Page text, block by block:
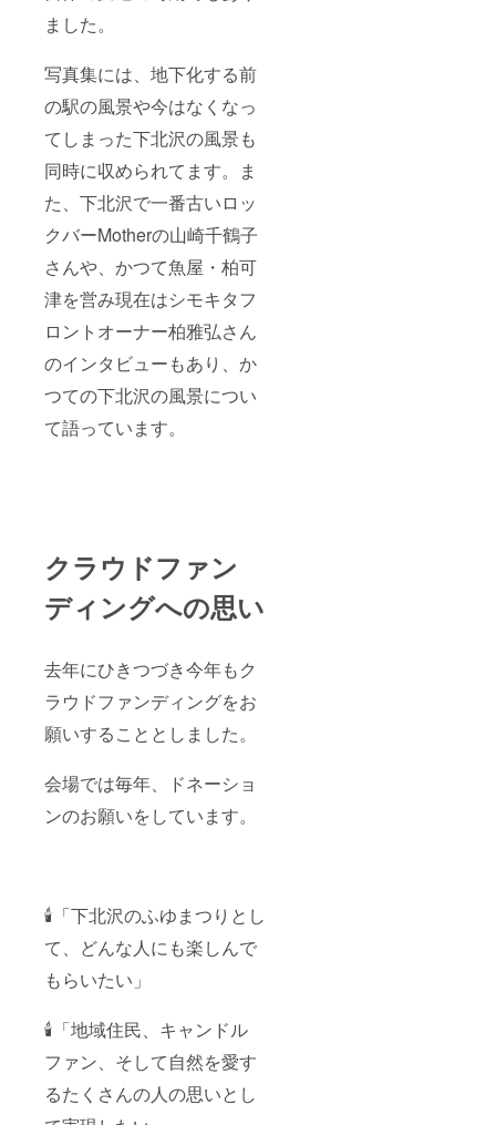
ました。
写真集には、地下化する前
の駅の風景や今はなくなっ
てしまった下北沢の風景も
同時に収められてます。ま
た、下北沢で一番古いロッ
クバーMotherの山崎千鶴子
さんや、かつて魚屋・柏可
津を営み現在はシモキタフ
ロントオーナー柏雅弘さん
のインタビューもあり、か
つての下北沢の風景につい
て語っています。
クラウドファン
ディングへの思い
去年にひきつづき今年もク
ラウドファンディングをお
願いすることとしました。
会場では毎年、ドネーショ
ンのお願いをしています。
🕯「下北沢のふゆまつりとし
て、どんな人にも楽しんで
もらいたい」
🕯「地域住民、キャンドル
ファン、そして自然を愛す
るたくさんの人の思いとし